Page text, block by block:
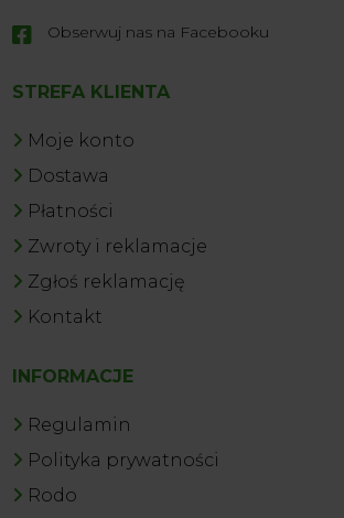
 Obserwuj nas na Facebooku
STREFA KLIENTA
Moje konto
Dostawa
Płatności
Zwroty i reklamacje
Zgłoś reklamację
Kontakt
INFORMACJE
Regulamin
Polityka prywatności
Rodo